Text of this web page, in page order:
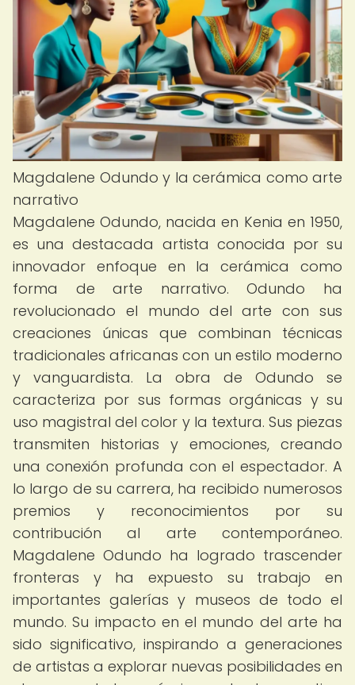
Magdalene Odundo y la cerámica como arte
narrativo
Magdalene Odundo, nacida en Kenia en 1950,
es una destacada artista conocida por su
innovador enfoque en la cerámica como
forma de arte narrativo. Odundo ha
revolucionado el mundo del arte con sus
creaciones únicas que combinan técnicas
tradicionales africanas con un estilo moderno
y vanguardista. La obra de Odundo se
caracteriza por sus formas orgánicas y su
uso magistral del color y la textura. Sus piezas
transmiten historias y emociones, creando
una conexión profunda con el espectador. A
lo largo de su carrera, ha recibido numerosos
premios y reconocimientos por su
contribución al arte contemporáneo.
Magdalene Odundo ha logrado trascender
fronteras y ha expuesto su trabajo en
importantes galerías y museos de todo el
mundo. Su impacto en el mundo del arte ha
sido significativo, inspirando a generaciones
de artistas a explorar nuevas posibilidades en